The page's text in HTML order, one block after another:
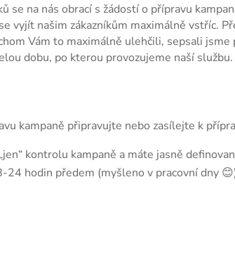
se na nás obrací s žádostí o přípravu
vyjít našim zákazníkům maximálně vstříc.
Vám to maximálně ulehčili, sepsali jsme
dobu, po kterou provozujeme naší
kampaně připravujte nebo zasílejte k
kontrolu kampaně a máte jasně
24 hodin předem (myšleno v pracovní dny